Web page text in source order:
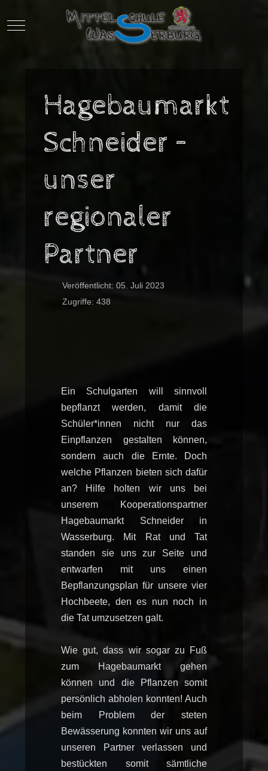
Mobile Menu Toggle
Hagebaumarkt
Schneider –
unser
regionaler
Partner
Veröffentlicht: 05. Juli 2023
Zugriffe: 438
Ein Schulgarten will sinnvoll
bepflanzt werden, damit die
Schüler*innen nicht nur das
Einpflanzen gestalten können,
sondern auch die Ernte. Doch
welche Pflanzen bieten sich dafür
an? Hilfe holten wir uns bei
unserem Kooperationspartner
Hagebaumarkt Schneider in
Wasserburg. Mit Rat und Tat
standen sie uns zur Seite und
entwarfen mit uns einen
Bepflanzungsplan für unsere vier
Hochbeete, den es nun noch in
die Tat umzusetzen galt.
Wie gut, dass wir sogar zu Fuß
zum Hagebaumarkt gehen
können und die Pflanzen somit
persönlich abholen konnten! Auch
beim Problem der steten
Bewässerung konnten wir uns auf
unseren Partner verlassen und
bestückten somit sämtliche